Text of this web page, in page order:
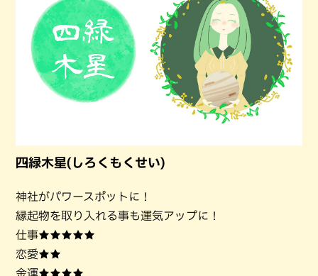
四緑木星(しろくもくせい)
神社がパワースポットに！
縁起物を取り入れる事も運気アップに！
仕事★★★★★
恋愛★★
金運★★★★